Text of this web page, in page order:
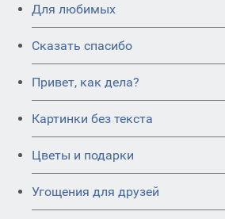
Для любимых
Сказать спасибо
Привет, как дела?
Картинки без текста
Цветы и подарки
Угощения для друзей